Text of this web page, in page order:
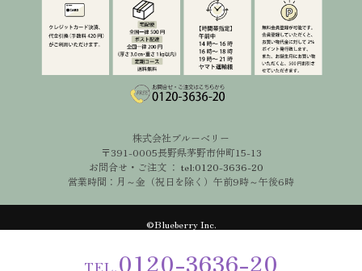
株式会社ブルーベリー
〒391-0005長野県茅野市仲町15-13
お問合せ・ご注文 ： tel:0120-3636-20
営業時間：月～金（祝日を除く） 午前9時～午後6時
©︎Blueberry Inc.
TEL.0120-3636-20